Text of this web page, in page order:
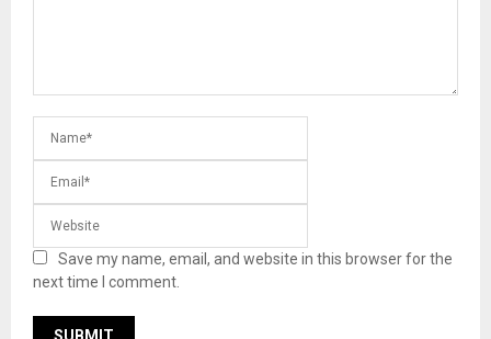
Save my name, email, and website in this browser for the
next time I comment.